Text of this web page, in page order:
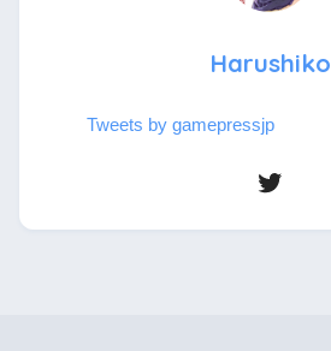
Harushiko
Tweets by gamepressjp